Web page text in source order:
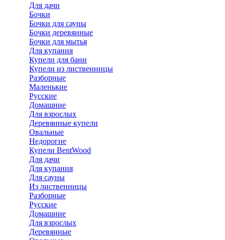
Для дачи
Бочки
Бочки для сауны
Бочки деревянные
Бочки для мытья
Для купания
Купели для бани
Купели из лиственницы
Разборные
Маленькие
Русские
Домашние
Для взрослых
Деревянные купели
Овальные
Недорогие
Купели BentWood
Для дачи
Для купания
Для сауны
Из лиственницы
Разборные
Русские
Домашние
Для взрослых
Деревянные